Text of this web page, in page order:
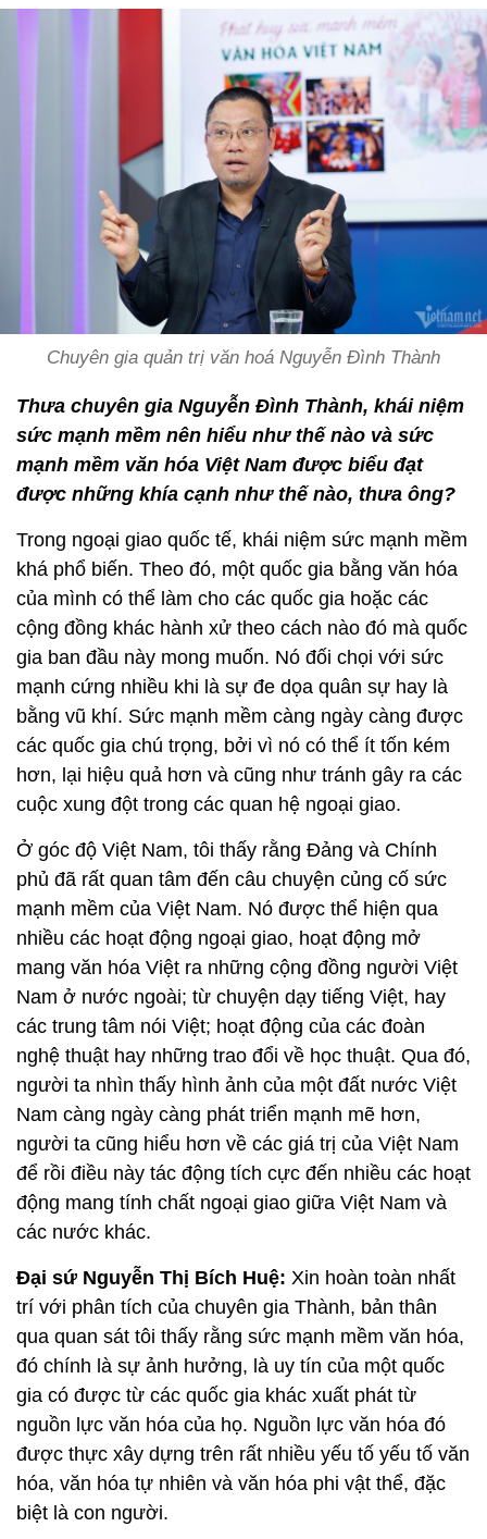
Chuyên gia quản trị văn hoá Nguyễn Đình Thành
Thưa chuyên gia Nguyễn Đình Thành, khái niệm
sức mạnh mềm nên hiểu như thế nào và sức
mạnh mềm văn hóa Việt Nam được biểu đạt
được những khía cạnh như thế nào, thưa ông?
Trong ngoại giao quốc tế, khái niệm sức mạnh mềm
khá phổ biến. Theo đó, một quốc gia bằng văn hóa
của mình có thể làm cho các quốc gia hoặc các
cộng đồng khác hành xử theo cách nào đó mà quốc
gia ban đầu này mong muốn. Nó đối chọi với sức
mạnh cứng nhiều khi là sự đe dọa quân sự hay là
bằng vũ khí. Sức mạnh mềm càng ngày càng được
các quốc gia chú trọng, bởi vì nó có thể ít tốn kém
hơn, lại hiệu quả hơn và cũng như tránh gây ra các
cuộc xung đột trong các quan hệ ngoại giao.
Ở góc độ Việt Nam, tôi thấy rằng Đảng và Chính
phủ đã rất quan tâm đến câu chuyện củng cố sức
mạnh mềm của Việt Nam. Nó được thể hiện qua
nhiều các hoạt động ngoại giao, hoạt động mở
mang văn hóa Việt ra những cộng đồng người Việt
Nam ở nước ngoài; từ chuyện dạy tiếng Việt, hay
các trung tâm nói Việt; hoạt động của các đoàn
nghệ thuật hay những trao đổi về học thuật. Qua đó,
người ta nhìn thấy hình ảnh của một đất nước Việt
Nam càng ngày càng phát triển mạnh mẽ hơn,
người ta cũng hiểu hơn về các giá trị của Việt Nam
để rồi điều này tác động tích cực đến nhiều các hoạt
động mang tính chất ngoại giao giữa Việt Nam và
các nước khác.
Đại sứ Nguyễn Thị Bích Huệ: Xin hoàn toàn nhất
trí với phân tích của chuyên gia Thành, bản thân
qua quan sát tôi thấy rằng sức mạnh mềm văn hóa,
đó chính là sự ảnh hưởng, là uy tín của một quốc
gia có được từ các quốc gia khác xuất phát từ
nguồn lực văn hóa của họ. Nguồn lực văn hóa đó
được thực xây dựng trên rất nhiều yếu tố yếu tố văn
hóa, văn hóa tự nhiên và văn hóa phi vật thể, đặc
biệt là con người.